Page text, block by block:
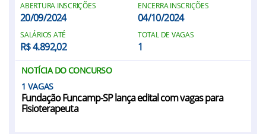
ABERTURA INSCRIÇÕES
20/09/2024
ENCERRA INSCRIÇÕES
04/10/2024
SALÁRIOS ATÉ
R$ 4.892,02
TOTAL DE VAGAS
1
NOTÍCIA DO CONCURSO
1
Fundação Funcamp-SP lança edital com vagas para
Fisioterapeuta